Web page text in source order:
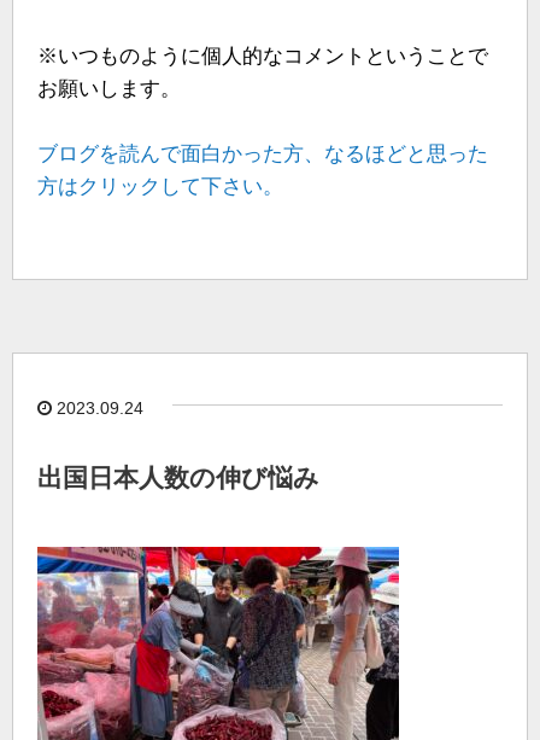
※いつものように個人的なコメントということで
お願いします。
ブログを読んで面白かった方、なるほどと思った
方はクリックして下さい。
2023.09.24
出国日本人数の伸び悩み